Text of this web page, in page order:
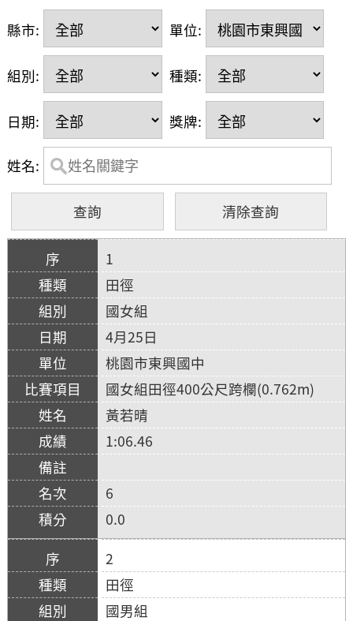
縣市: 單位:
組別: 種類:
日期: 獎牌:
姓名:
1
田徑
國女組
4月25日
桃園市東興國中
國女組田徑400公尺跨欄(0.762m)
黃若晴
1:06.46
6
0.0
2
田徑
國男組